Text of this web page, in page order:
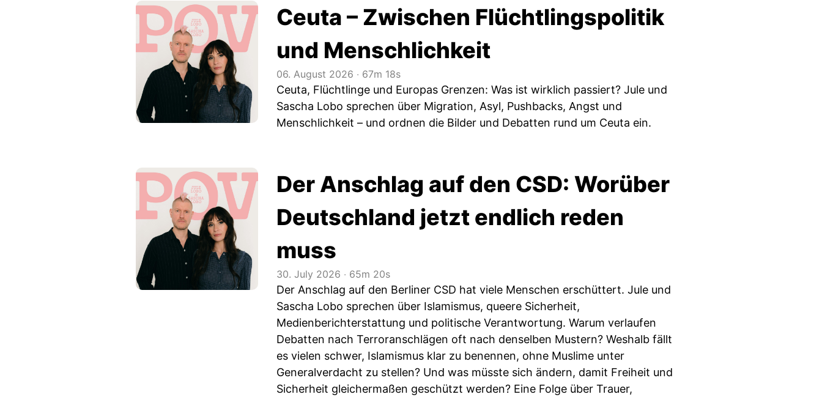
Ceuta – Zwischen Flüchtlingspolitik
und Menschlichkeit
06. August 2026 ‧ 67m 18s
Ceuta, Flüchtlinge und Europas Grenzen: Was ist wirklich passiert? Jule und
Sascha Lobo sprechen über Migration, Asyl, Pushbacks, Angst und
Menschlichkeit – und ordnen die Bilder und Debatten rund um Ceuta ein.
Der Anschlag auf den CSD: Worüber
Deutschland jetzt endlich reden
muss
30. July 2026 ‧ 65m 20s
Der Anschlag auf den Berliner CSD hat viele Menschen erschüttert. Jule und
Sascha Lobo sprechen über Islamismus, queere Sicherheit,
Medienberichterstattung und politische Verantwortung. Warum verlaufen
Debatten nach Terroranschlägen oft nach denselben Mustern? Weshalb fällt
es vielen schwer, Islamismus klar zu benennen, ohne Muslime unter
Generalverdacht zu stellen? Und was müsste sich ändern, damit Freiheit und
Sicherheit gleichermaßen geschützt werden? Eine Folge über Trauer,